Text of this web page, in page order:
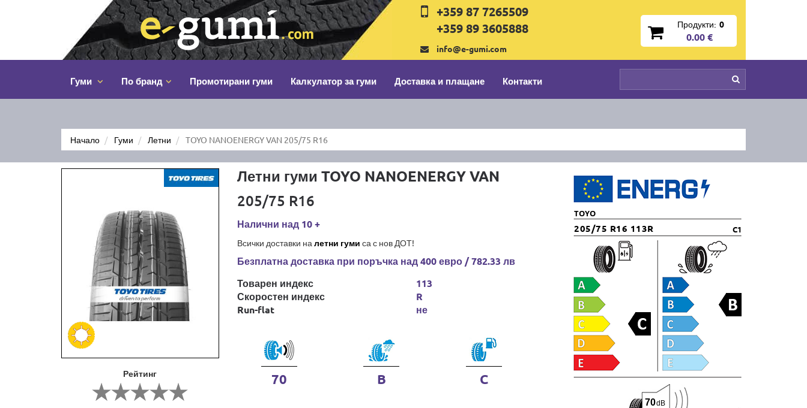
+359 87 7265509
+359 89 3605888
info@e-gumi.com
Продукти: 0
0.00 €
Гуми По бранд Промотирани гуми Калкулатор за гуми Доставка и плащане Контакти
Начало Гуми Летни TOYO NANOENERGY VAN 205/75 R16
Рейтинг
Летни гуми TOYO NANOENERGY VAN
205/75 R16
Налични над 10 +
Всички доставки на летни гуми са с нов ДОТ!
Безплатна доставка при поръчка над 400 евро / 782.33 лв
Товарен индекс
Скоростен индекс
Run-flat
113
R
не
70 B C
TOYO
205/75 R16 113R C1
70dB